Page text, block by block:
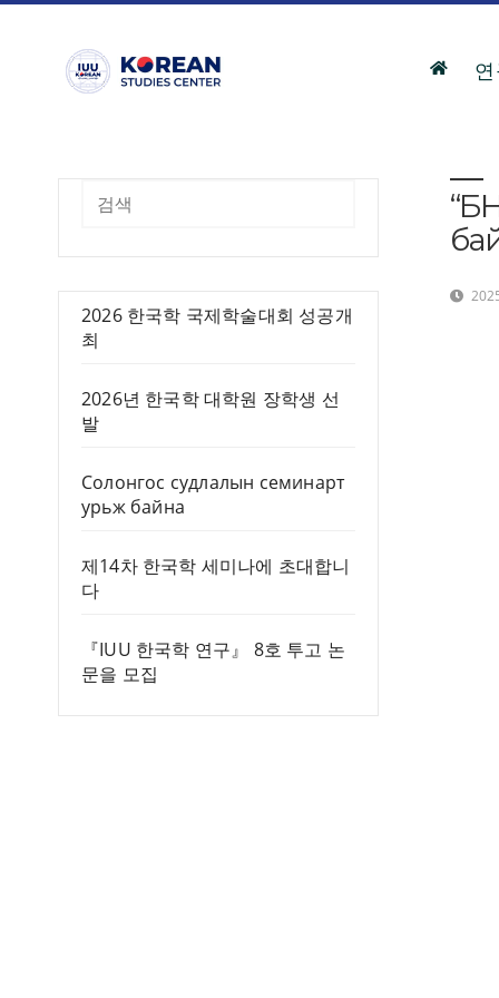
Skip
검색
2026 한국학 국제학술대회 성공개
최
2026년 한국학 대학원 장학생 선
발
Солонгос судлалын семинарт
урьж байна
제14차 한국학 세미나에 초대합니
다
『IUU 한국학 연구』 8호 투고 논
문을 모집